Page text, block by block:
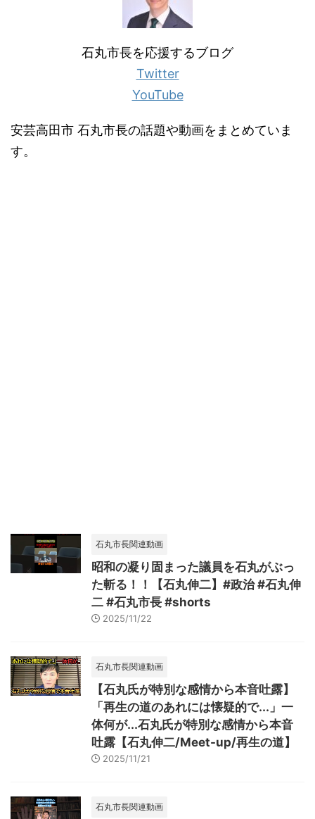
石丸市長を応援するブログ
Twitter
YouTube
安芸高田市 石丸市長の話題や動画をまとめていま
す。
石丸市長関連動画
昭和の凝り固まった議員を石丸がぶっ
た斬る！！【石丸伸二】#政治 #石丸伸
二 #石丸市長 #shorts
2025/11/22
石丸市長関連動画
【石丸氏が特別な感情から本音吐露】
「再生の道のあれには懐疑的で...」一
体何が...石丸氏が特別な感情から本音
吐露【石丸伸二/Meet-up/再生の道】
2025/11/21
石丸市長関連動画